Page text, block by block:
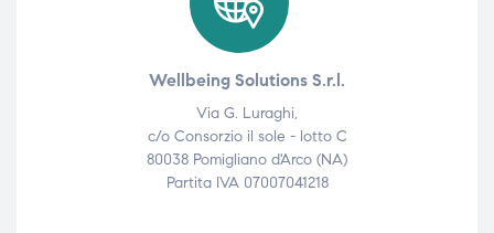
Wellbeing Solutions S.r.l.
Via G. Luraghi,
c/o Consorzio il sole - lotto C
80038 Pomigliano d'Arco (NA)
Partita IVA 07007041218